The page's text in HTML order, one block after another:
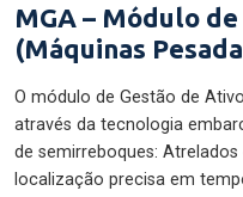
MGA – Módulo
(Máquinas
O módulo de Gestão de
através da tecnologia
de semirreboques:
localização precisa em